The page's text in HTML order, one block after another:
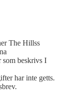
The Hillss
som beskrivs I
har inte getts.